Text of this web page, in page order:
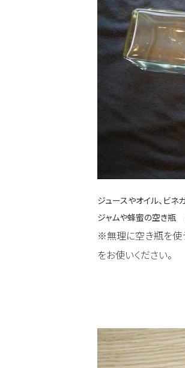
ジュースやオイル、ビ
ジャムや蜂蜜の空き瓶
※無理に空き瓶を使
をお使いください。